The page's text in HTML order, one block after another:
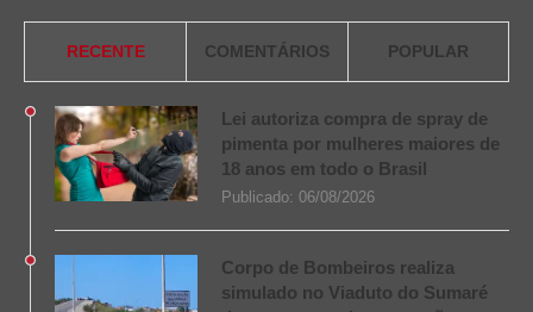
RECENTE COMENTÁRIOS POPULAR
Lei autoriza compra de spray de
pimenta por mulheres maiores de
18 anos em todo o Brasil
Publicado: 06/08/2026
Corpo de Bombeiros realiza
simulado no Viaduto do Sumaré